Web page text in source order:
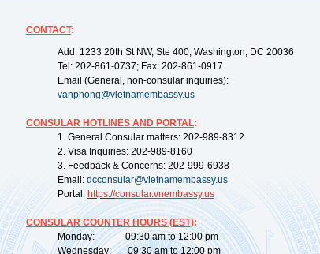
CONTACT:
Add: 1233 20th St NW, Ste 400, Washington, DC 20036
Tel: 202-861-0737; Fax: 202-861-0917
Email (General, non-consular inquiries):
vanphong@vietnamembassy.us
CONSULAR HOTLINES AND PORTAL:
1. General Consular matters: 202-989-8312
2. Visa Inquiries: 202-989-8160
3. Feedback & Concerns: 202-999-6938
Email: dcconsular@vietnamembassy.us
Portal: https://consular.vnembassy.us
CONSULAR COUNTER HOURS (EST):
Monday: 09:30 am to 12:00 pm
Wednesday: 09:30 am to 12:00 pm